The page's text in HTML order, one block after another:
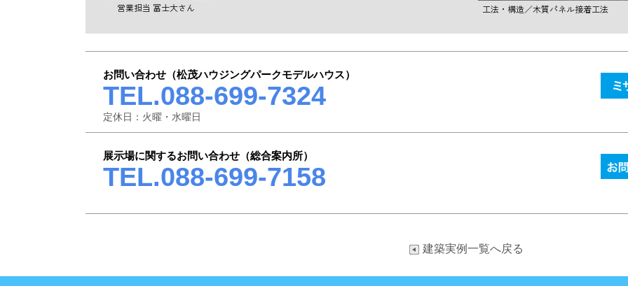
営業担当 冨士大さん 工法・構造／木質パネル接着工法
お問い合わせ（松茂ハウジングパークモデルハウス）
TEL.088-699-7324
定休日：火曜・水曜日
展示場に関するお問い合わせ（総合案内所）
TEL.088-699-7158
建築実例一覧へ戻る